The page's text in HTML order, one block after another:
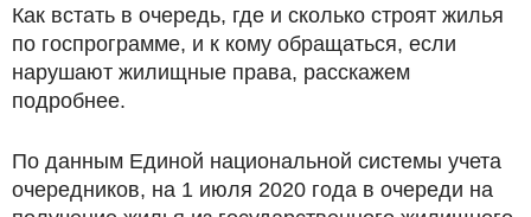
Как встать в очередь, где и сколько строят жилья
по госпрограмме, и к кому обращаться, если
нарушают жилищные права, расскажем
подробнее.
По данным Единой национальной системы учета
очередников, на 1 июля 2020 года в очереди на